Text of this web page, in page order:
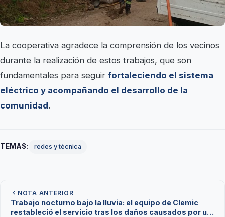
La cooperativa agradece la comprensión de los vecinos
durante la realización de estos trabajos, que son
fundamentales para seguir fortaleciendo el sistema
eléctrico y acompañando el desarrollo de la
comunidad.
TEMAS: redes y técnica
NOTA ANTERIOR
Trabajo nocturno bajo la lluvia: el equipo de Clemic
restableció el servicio tras los daños causados por un